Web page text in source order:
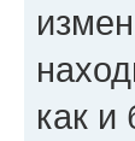
как и